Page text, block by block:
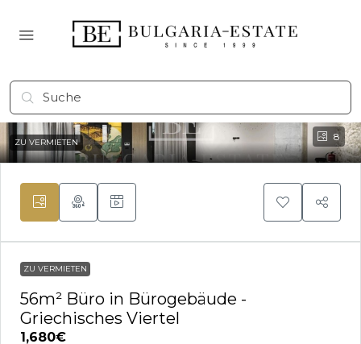
8
ZU VERMIETEN
ZU VERMIETEN
56m² Büro in Bürogebäude -
Griechisches Viertel
1,680€